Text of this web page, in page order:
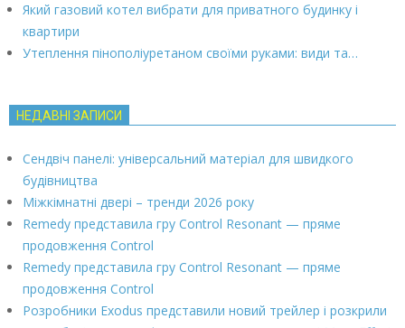
Який газовий котел вибрати для приватного будинку і
квартири
Утеплення пінополіуретаном своїми руками: види та…
НЕДАВНІ ЗАПИСИ
Сендвіч панелі: універсальний матеріал для швидкого
будівництва
Міжкімнатні двері – тренди 2026 року
Remedy представила гру Control Resonant — пряме
продовження Control
Remedy представила гру Control Resonant — пряме
продовження Control
Розробники Exodus представили новий трейлер і розкрили